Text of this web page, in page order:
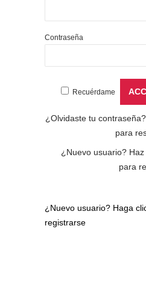
Contraseña
Recuérdame
¿Olvidaste tu contraseña?
para
¿Nuevo usuario?
para
¿Nuevo usuario? Haga
registrarse